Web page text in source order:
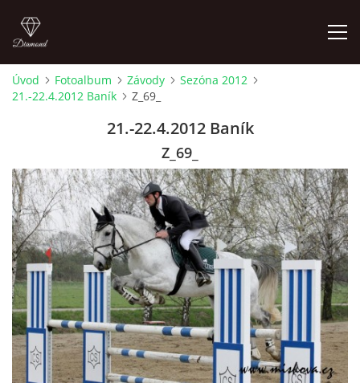
ÚVOD
KONTAKT
SLUŽBY
JEŽDĚNÍ PRO VEŘEJNOST
FOTOALBUM
Úvod Fotoalbum Závody
Sezóna 2012
21.-22.4.2012 Baník
Z_69_
21.-22.4.2012 Baník
Z_69_